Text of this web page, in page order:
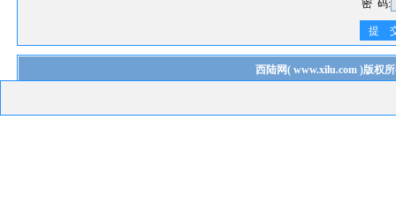
密 码:
提
西陆网( www.xilu.com)版权